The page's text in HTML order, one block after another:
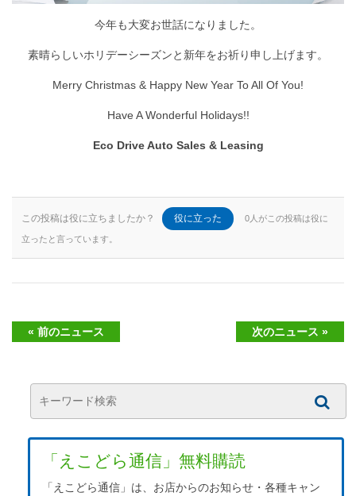
今年も大変お世話になりました。
素晴らしいホリデーシーズンと新年をお祈り申し上げます。
Merry Christmas & Happy New Year To All Of You!
Have A Wonderful Holidays!!
Eco Drive Auto Sales & Leasing
この投稿は役に立ちましたか？ 役に立った 0人がこの投稿は役に
立ったと言っています。
« 前のニュース 次のニュース »
「えこどら通信」無料購読
「えこどら通信」は、お店からのお知らせ・各種キャン